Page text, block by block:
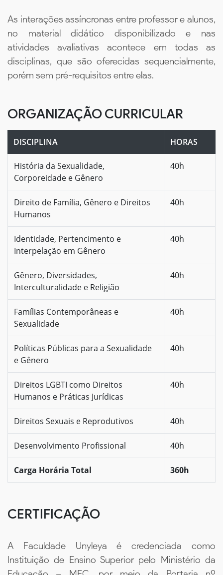
As interações assíncronas entre professor e alunos,
no material didático disponibilizado e nas
atividades avaliativas acontece em todas as
disciplinas, que são oferecidas sequencialmente,
porém sem pré-requisitos entre elas.
ORGANIZAÇÃO CURRICULAR
DISCIPLINA HORAS
História da Sexualidade,
Corporeidade e Gênero
40h
Direito de Família, Gênero e Direitos
Humanos
40h
Identidade, Pertencimento e
Interpelação em Gênero
40h
Gênero, Diversidades,
Interculturalidade e Religião
40h
Famílias Contemporâneas e
Sexualidade
40h
Políticas Públicas para a Sexualidade
e Gênero
40h
Direitos LGBTI como Direitos
Humanos e Práticas Jurídicas
40h
Direitos Sexuais e Reprodutivos 40h
Desenvolvimento Profissional 40h
Carga Horária Total 360h
CERTIFICAÇÃO
A Faculdade Unyleya é credenciada como
Instituição de Ensino Superior pelo Ministério da